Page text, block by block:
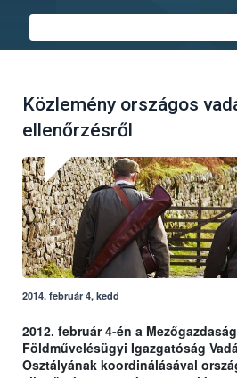
Közlemény országos
ellenőrzésről
2014. február 4, kedd
2012. február 4-én a
Földművelésügyi Igazgatóság
Osztályának koordinálásával